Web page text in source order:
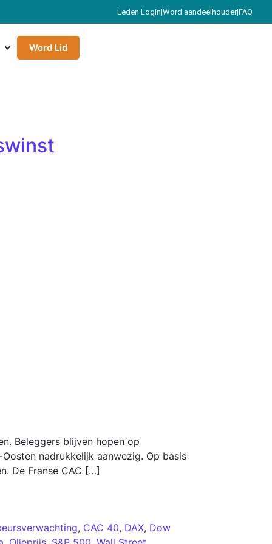
Leden Login|Word aandeelhouder|FAQ
Word Lid
Beleggers blijven hopen op
nadrukkelijk aanwezig. Op basis
De Franse CAC […]
, CAC 40, DAX, Dow